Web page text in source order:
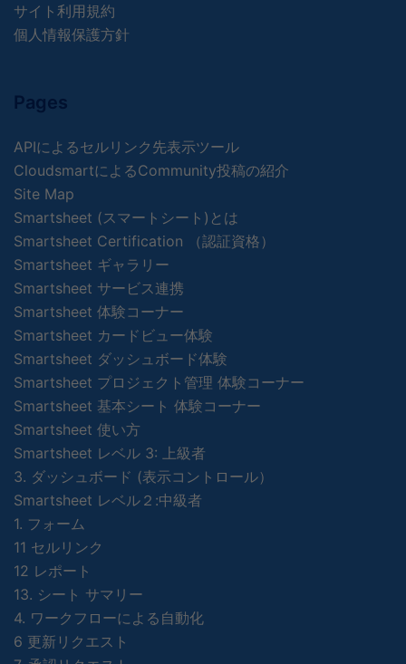
サイト利用規約
個人情報保護方針
Pages
APIによるセルリンク先表示ツール
CloudsmartによるCommunity投稿の紹介
Site Map
Smartsheet (スマートシート)とは
Smartsheet Certification （認証資格）
Smartsheet ギャラリー
Smartsheet サービス連携
Smartsheet 体験コーナー
Smartsheet カードビュー体験
Smartsheet ダッシュボード体験
Smartsheet プロジェクト管理 体験コーナー
Smartsheet 基本シート 体験コーナー
Smartsheet 使い方
Smartsheet レベル 3: 上級者
3. ダッシュボード (表示コントロール）
Smartsheet レベル２:中級者
1. フォーム
11 セルリンク
12 レポート
13. シート サマリー
4. ワークフローによる自動化
6 更新リクエスト